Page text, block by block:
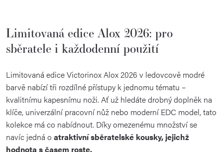
Limitovaná edice Alox 2026: pro
sběratele i každodenní použití
Limitovaná edice Victorinox Alox 2026 v ledovcově modré
barvě nabízí tři rozdílné přístupy k jednomu tématu –
kvalitnímu kapesnímu noži. Ať už hledáte drobný doplněk na
klíče, univerzální pracovní nůž nebo moderní EDC model, tato
kolekce má co nabídnout. Díky omezenému množství se
navíc jedná o atraktivní sběratelské kousky, jejichž
hodnota s časem roste.